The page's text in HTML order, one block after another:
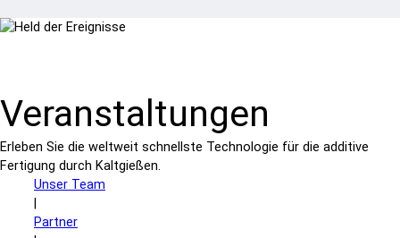
Veranstaltungen
Erleben Sie die weltweit schnellste Technologie für die additive
Fertigung durch Kaltgießen.
Unser Team
Partner